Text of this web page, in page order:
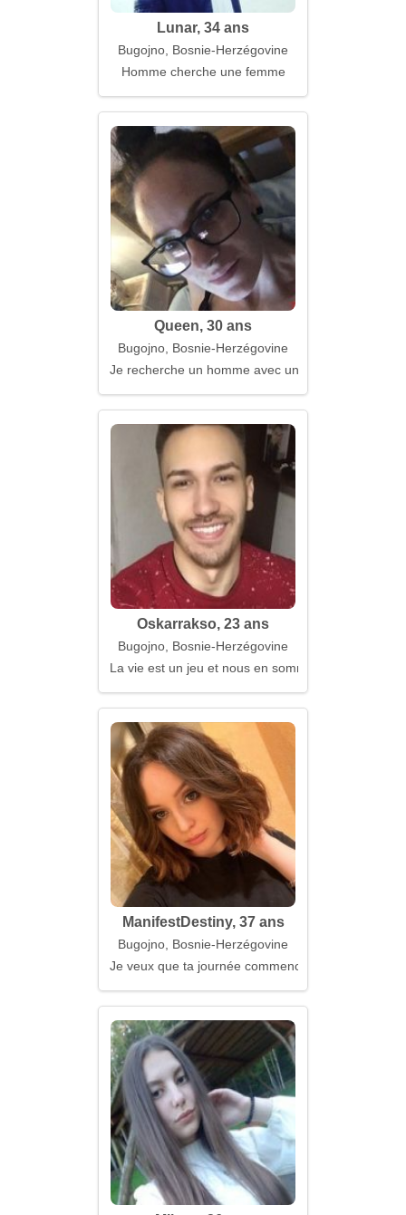
Lunar, 34 ans
Bugojno, Bosnie-Herzégovine
Homme cherche une femme
Queen, 30 ans
Bugojno, Bosnie-Herzégovine
Je recherche un homme avec une approche
Oskarrakso, 23 ans
Bugojno, Bosnie-Herzégovine
La vie est un jeu et nous en sommes les meilleurs
ManifestDestiny, 37 ans
Bugojno, Bosnie-Herzégovine
Je veux que ta journée commence avec moi